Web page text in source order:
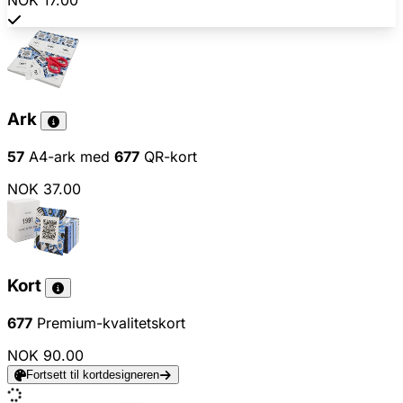
Ark
57 A4-ark med 677 QR-kort
NOK 37.00
Kort
677 Premium-kvalitetskort
NOK 90.00
Fortsett til kortdesigneren